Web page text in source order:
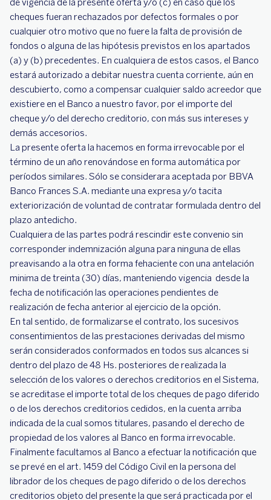
de vigencia de la presente oferta y/o (c) en caso que los
cheques fueran rechazados por defectos formales o por
cualquier otro motivo que no fuere la falta de provisión de
fondos o alguna de las hipótesis previstos en los apartados
(a) y (b) precedentes. En cualquiera de estos casos, el Banco
estará autorizado a debitar nuestra cuenta corriente, aún en
descubierto, como a compensar cualquier saldo acreedor que
existiere en el Banco a nuestro favor, por el importe del
cheque y/o del derecho creditorio, con más sus intereses y
demás accesorios.
La presente oferta la hacemos en forma irrevocable por el
término de un año renovándose en forma automática por
períodos similares. Sólo se considerara aceptada por BBVA
Banco Frances S.A. mediante una expresa y/o tacita
exteriorización de voluntad de contratar formulada dentro del
plazo antedicho.
Cualquiera de las partes podrá rescindir este convenio sin
corresponder indemnización alguna para ninguna de ellas
preavisando a la otra en forma fehaciente con una antelación
minima de treinta (30) días, manteniendo vigencia desde la
fecha de notificación las operaciones pendientes de
realización de fecha anterior al ejercicio de la opción.
En tal sentido, de formalizarse el contrato, los sucesivos
consentimientos de las prestaciones derivadas del mismo
serán considerados conformados en todos sus alcances si
dentro del plazo de 48 Hs. posteriores de realizada la
selección de los valores o derechos creditorios en el Sistema,
se acreditase el importe total de los cheques de pago diferido
o de los derechos creditorios cedidos, en la cuenta arriba
indicada de la cual somos titulares, pasando el derecho de
propiedad de los valores al Banco en forma irrevocable.
Finalmente facultamos al Banco a efectuar la notificación que
se prevé en el art. 1459 del Código Civil en la persona del
librador de los cheques de pago diferido o de los derechos
creditorios objeto del presente la que será practicada por el